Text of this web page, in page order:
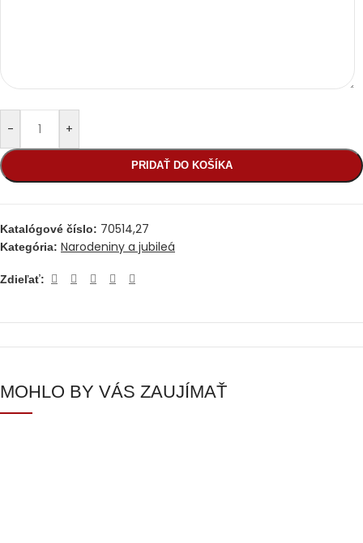
- +
PRIDAŤ DO KOŠÍKA
Katalógové číslo: 70514,27
Kategória: Narodeniny a jubileá
Zdieľať:
MOHLO BY VÁS ZAUJÍMAŤ